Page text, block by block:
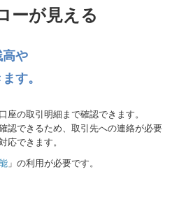
ーが見える
高や
す。
座の取引明細まで確認できます。
認できるため、取引先への連絡が必要
応できます。
」の利用が必要です。